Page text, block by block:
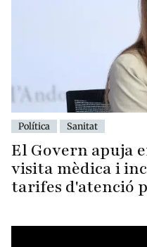
Política Sanitat
El Govern apuja
visita mèdica i
tarifes d'atenció